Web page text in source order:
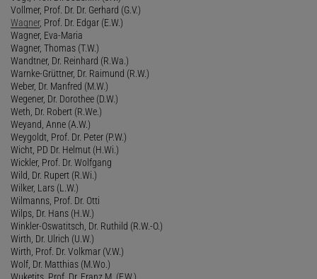
Vollmer, Prof. Dr. Dr. Gerhard (G.V.)
Wagner, Prof. Dr. Edgar (E.W.)
Wagner, Eva-Maria
Wagner, Thomas (T.W.)
Wandtner, Dr. Reinhard (R.Wa.)
Warnke-Grüttner, Dr. Raimund (R.W.)
Weber, Dr. Manfred (M.W.)
Wegener, Dr. Dorothee (D.W.)
Weth, Dr. Robert (R.We.)
Weyand, Anne (A.W.)
Weygoldt, Prof. Dr. Peter (P.W.)
Wicht, PD Dr. Helmut (H.Wi.)
Wickler, Prof. Dr. Wolfgang
Wild, Dr. Rupert (R.Wi.)
Wilker, Lars (L.W.)
Wilmanns, Prof. Dr. Otti
Wilps, Dr. Hans (H.W.)
Winkler-Oswatitsch, Dr. Ruthild (R.W.-O.)
Wirth, Dr. Ulrich (U.W.)
Wirth, Prof. Dr. Volkmar (V.W.)
Wolf, Dr. Matthias (M.Wo.)
Wuketits, Prof. Dr. Franz M. (F.W.)